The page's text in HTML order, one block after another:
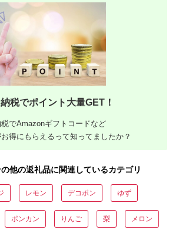
税でポイント大量GET！
でAmazonギフトコードなど
得にもらえるって知ってましたか？
他の返礼品に関連しているカテゴリ
レモン デコポン ゆず
ポンカン りんご 梨 メロン